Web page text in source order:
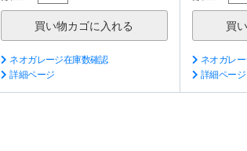
ネオガレージ在庫数確認
詳細ページ
ネオガレ
詳細ページ